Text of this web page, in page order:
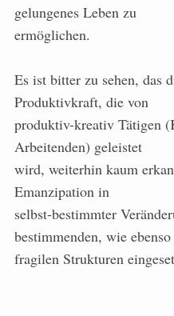
gelungenes Leben zu
ermöglichen.
Es ist bitter zu sehen, das
Produktivkraft, die von
produktiv-kreativ Tätigen
Arbeitenden) geleistet
wird, weiterhin kaum
Emanzipation in
selbst-bestimmter
bestimmenden, wie ebenso
fragilen Strukturen